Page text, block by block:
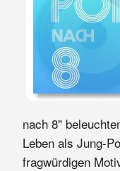
nach 8"
Leben als Jung-
fragwürdigen